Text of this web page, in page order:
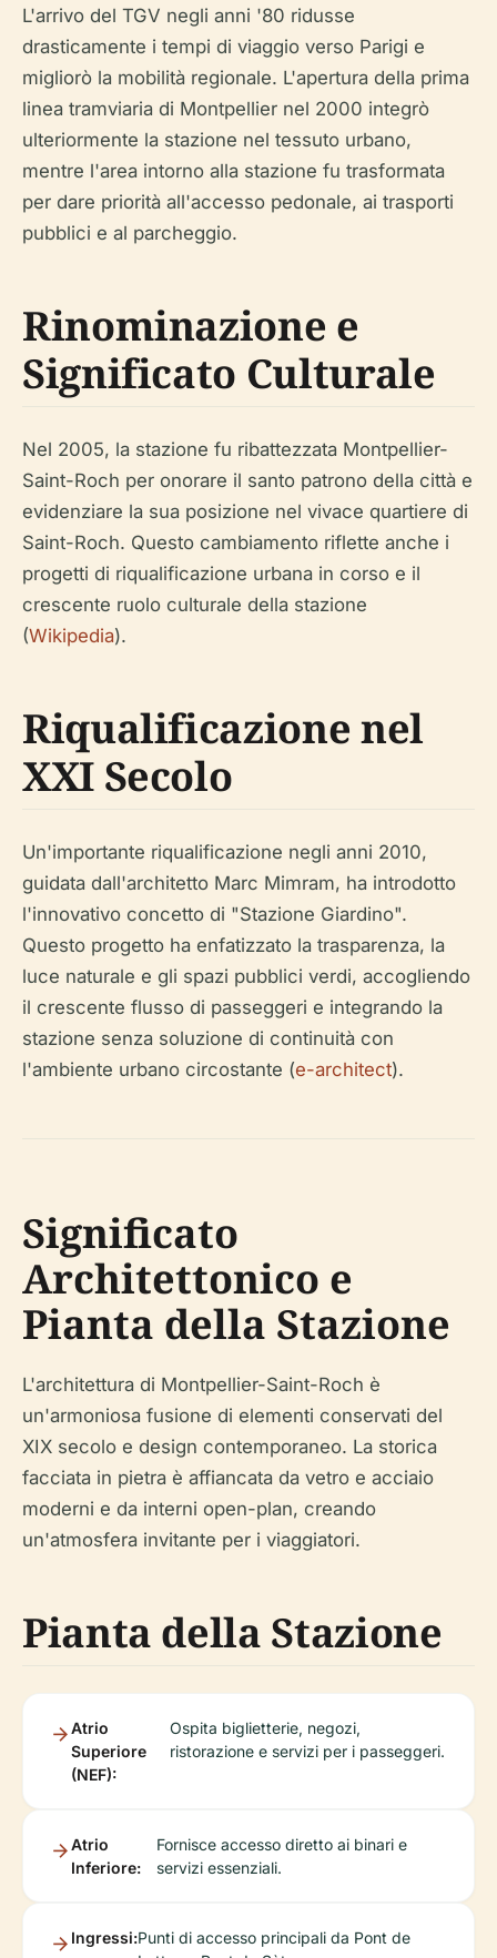
L'arrivo del TGV negli anni '80 ridusse
drasticamente i tempi di viaggio verso Parigi e
migliorò la mobilità regionale. L'apertura della prima
linea tramviaria di Montpellier nel 2000 integrò
ulteriormente la stazione nel tessuto urbano,
mentre l'area intorno alla stazione fu trasformata
per dare priorità all'accesso pedonale, ai trasporti
pubblici e al parcheggio.
Rinominazione e
Significato Culturale
Nel 2005, la stazione fu ribattezzata Montpellier-
Saint-Roch per onorare il santo patrono della città e
evidenziare la sua posizione nel vivace quartiere di
Saint-Roch. Questo cambiamento riflette anche i
progetti di riqualificazione urbana in corso e il
crescente ruolo culturale della stazione
(Wikipedia).
Riqualificazione nel
XXI Secolo
Un'importante riqualificazione negli anni 2010,
guidata dall'architetto Marc Mimram, ha introdotto
l'innovativo concetto di "Stazione Giardino".
Questo progetto ha enfatizzato la trasparenza, la
luce naturale e gli spazi pubblici verdi, accogliendo
il crescente flusso di passeggeri e integrando la
stazione senza soluzione di continuità con
l'ambiente urbano circostante (e-architect).
Significato
Architettonico e
Pianta della Stazione
L'architettura di Montpellier-Saint-Roch è
un'armoniosa fusione di elementi conservati del
XIX secolo e design contemporaneo. La storica
facciata in pietra è affiancata da vetro e acciaio
moderni e da interni open-plan, creando
un'atmosfera invitante per i viaggiatori.
Pianta della Stazione
Atrio
Superiore
(NEF):
Ospita biglietterie, negozi,
ristorazione e servizi per i passeggeri.
Atrio
Inferiore:
Fornisce accesso diretto ai binari e
servizi essenziali.
Ingressi:Punti di accesso principali da Pont de